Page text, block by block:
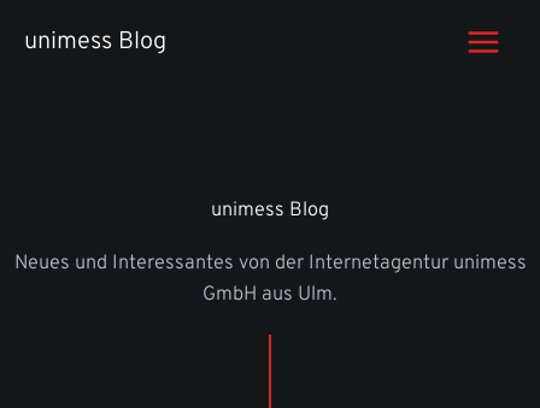
Inhaltunimess Blog
unimess Blog
Neues und Interessantes von der Internetagentur unimess
GmbH aus Ulm.